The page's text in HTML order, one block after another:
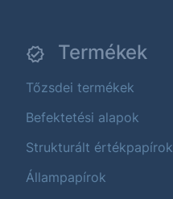
Termékek
Tőzsdei termékek
Befektetési alapok
Strukturált értékpapírok
Állampapírok